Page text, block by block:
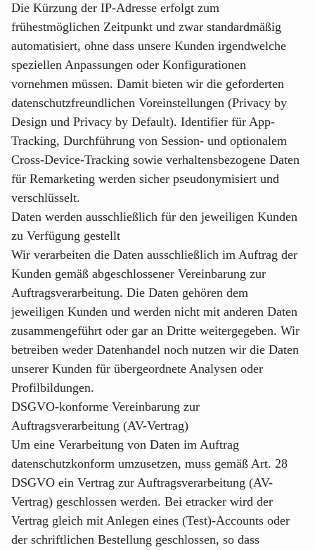
Die Kürzung der IP-Adresse erfolgt zum
frühestmöglichen Zeitpunkt und zwar standardmäßig
automatisiert, ohne dass unsere Kunden irgendwelche
speziellen Anpassungen oder Konfigurationen
vornehmen müssen. Damit bieten wir die geforderten
datenschutzfreundlichen Voreinstellungen (Privacy by
Design und Privacy by Default). Identifier für App-
Tracking, Durchführung von Session- und optionalem
Cross-Device-Tracking sowie verhaltensbezogene Daten
für Remarketing werden sicher pseudonymisiert und
verschlüsselt.
Daten werden ausschließlich für den jeweiligen Kunden
zu Verfügung gestellt
Wir verarbeiten die Daten ausschließlich im Auftrag der
Kunden gemäß abgeschlossener Vereinbarung zur
Auftragsverarbeitung. Die Daten gehören dem
jeweiligen Kunden und werden nicht mit anderen Daten
zusammengeführt oder gar an Dritte weitergegeben. Wir
betreiben weder Datenhandel noch nutzen wir die Daten
unserer Kunden für übergeordnete Analysen oder
Profilbildungen.
DSGVO-konforme Vereinbarung zur
Auftragsverarbeitung (AV-Vertrag)
Um eine Verarbeitung von Daten im Auftrag
datenschutzkonform umzusetzen, muss gemäß Art. 28
DSGVO ein Vertrag zur Auftragsverarbeitung (AV-
Vertrag) geschlossen werden. Bei etracker wird der
Vertrag gleich mit Anlegen eines (Test)-Accounts oder
der schriftlichen Bestellung geschlossen, so dass